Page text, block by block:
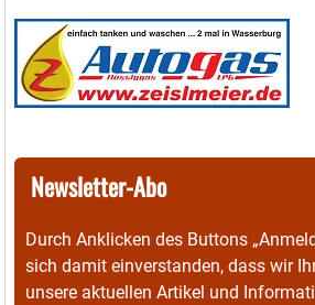
Newsletter-Abo
Durch Anklicken des Buttons
sich damit einverstanden, dass wir
unsere aktuellen Artikel und